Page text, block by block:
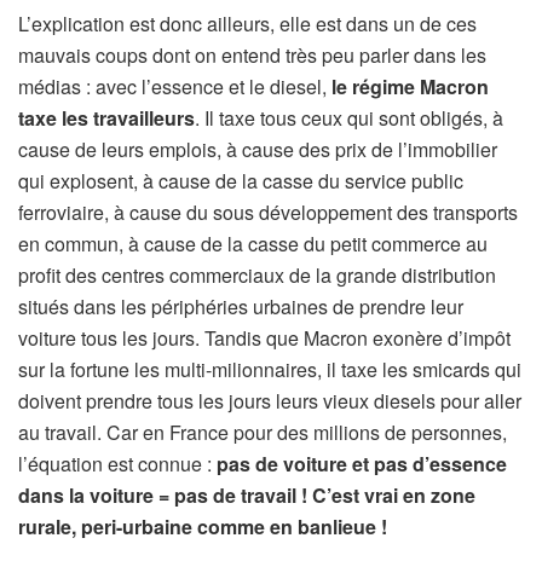
L’explication est donc ailleurs, elle est dans un de ces
mauvais coups dont on entend très peu parler dans les
médias : avec l’essence et le diesel, le régime Macron
taxe les travailleurs. Il taxe tous ceux qui sont obligés, à
cause de leurs emplois, à cause des prix de l’immobilier
qui explosent, à cause de la casse du service public
ferroviaire, à cause du sous développement des transports
en commun, à cause de la casse du petit commerce au
profit des centres commerciaux de la grande distribution
situés dans les périphéries urbaines de prendre leur
voiture tous les jours. Tandis que Macron exonère d’impôt
sur la fortune les multi-milionnaires, il taxe les smicards qui
doivent prendre tous les jours leurs vieux diesels pour aller
au travail. Car en France pour des millions de personnes,
l’équation est connue : pas de voiture et pas d’essence
dans la voiture = pas de travail ! C’est vrai en zone
rurale, peri-urbaine comme en banlieue !